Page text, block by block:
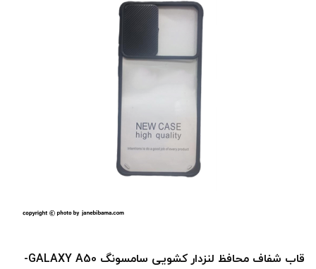
قاب شفاف محافظ لنزدار کشویی سامسونگ GALAXY A50-